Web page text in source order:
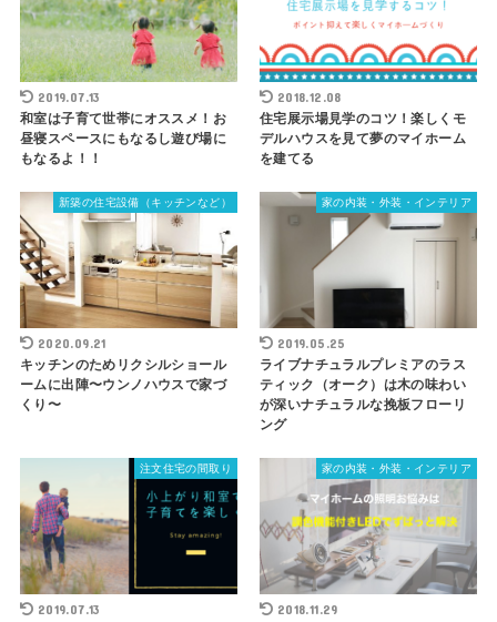
2019.07.13
和室は子育て世帯にオススメ！お
昼寝スペースにもなるし遊び場に
もなるよ！！
2018.12.08
住宅展示場見学のコツ！楽しくモ
デルハウスを見て夢のマイホーム
を建てる
新築の住宅設備（キッチンなど）
2020.09.21
キッチンのためリクシルショール
ームに出陣〜ウンノハウスで家づ
くり〜
家の内装・外装・インテリア
2019.05.25
ライブナチュラルプレミアのラス
ティック（オーク）は木の味わい
が深いナチュラルな挽板フローリ
ング
注文住宅の間取り
2019.07.13
家の内装・外装・インテリア
2018.11.29